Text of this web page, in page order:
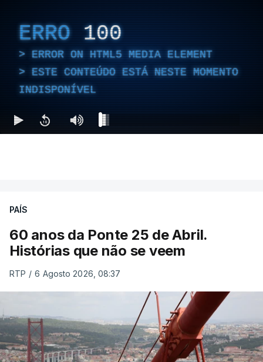
ERRO 100
ERROR ON HTML5 MEDIA ELEMENT
ESTE CONTEÚDO ESTÁ NESTE MOMENTO
INDISPONÍVEL
PAÍS
60 anos da Ponte 25 de Abril.
Histórias que não se veem
RTP / 6 Agosto 2026, 08:37